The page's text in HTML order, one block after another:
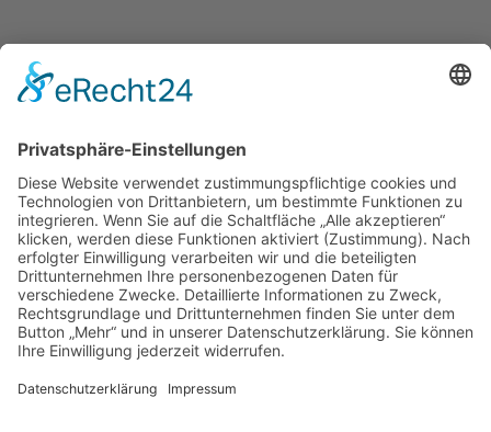
Online-Einkäufe. Ganz ohne Mehrkosten.
Kontakt
Impressum
Datenschutzerklärung
Barrierefreiheitserklärung
Downloads